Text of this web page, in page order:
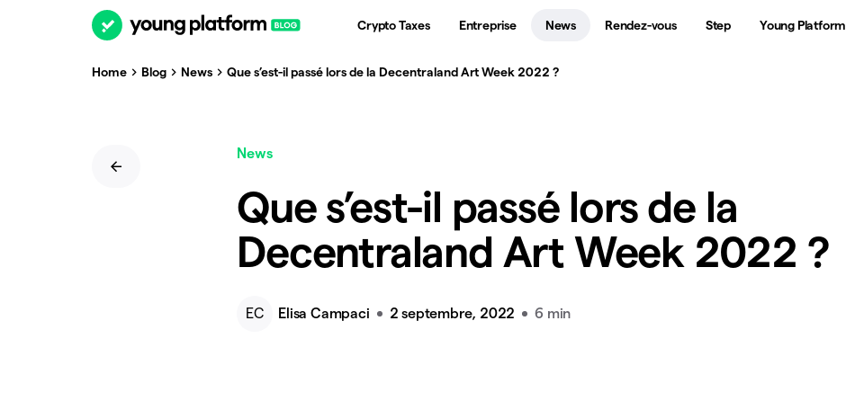
Crypto Taxes Entreprise News Rendez-vous Step Young Platform
Home Blog News Que s’est-il passé lors de la Decentraland Art Week 2022 ?
News
Que s’est-il passé lors de la
Decentraland Art Week 2022 ?
EC Elisa Campaci 2 septembre, 2022 6 min